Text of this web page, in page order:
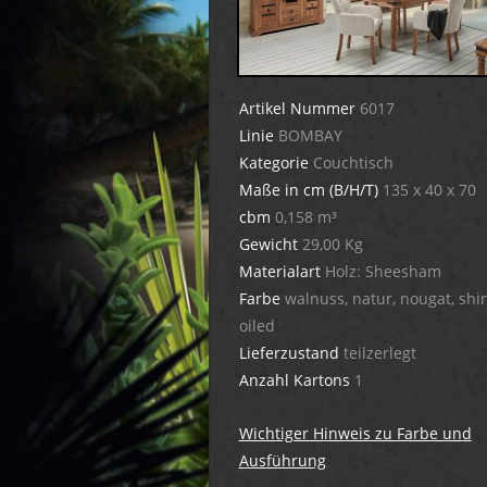
Artikel Nummer 6017
Linie BOMBAY
Kategorie Couchtisch
Maße in cm (B/H/T) 135 x 40 x 70
cbm 0,158 m³
Gewicht 29,00 Kg
Materialart Holz: Sheesham
Farbe walnuss, natur, nougat,
oiled
Lieferzustand teilzerlegt
Anzahl Kartons 1
Wichtiger Hinweis zu Farbe und
Ausführung